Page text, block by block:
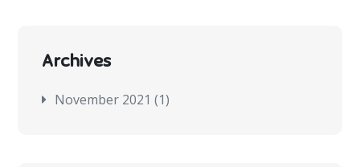
Archives
November 2021 (1)